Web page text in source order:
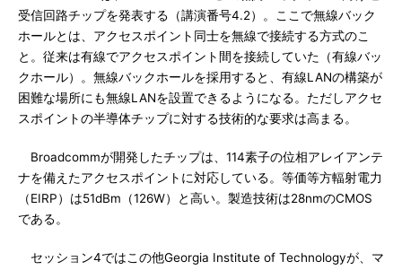
受信回路チップを発表する（講演番号4.2）。ここで無線バック
ホールとは、アクセスポイント同士を無線で接続する方式のこ
と。従来は有線でアクセスポイント間を接続していた（有線バッ
クホール）。無線バックホールを採用すると、有線LANの構築が
困難な場所にも無線LANを設置できるようになる。ただしアクセ
スポイントの半導体チップに対する技術的な要求は高まる。
Broadcommが開発したチップは、114素子の位相アレイアンテ
ナを備えたアクセスポイントに対応している。等価等方輻射電力
（EIRP）は51dBm（126W）と高い。製造技術は28nmのCMOS
である。
セッション4ではこの他Georgia Institute of Technologyが、マ